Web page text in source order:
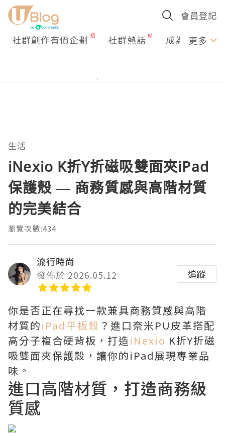
會員登記
社群創作有價企劃 社群熱話 成為U更多
生活
iNexio K折Y折磁吸雙面夾iPad
保護殼 — 商務質感與高階材質
的完美結合
瀏覽次數:434
流行時尚
發佈於 2026.05.12
追蹤
你是否正在尋找一款兼具商務質感與高階
材質的iPad平板殼 ？進口奈米PU皮革搭配
高分子複合硬背板，打造iNexio K折Y折磁
吸雙面夾保護殼，讓你的iPad展現專業品
味。
進口高階材質，打造商務級
質感